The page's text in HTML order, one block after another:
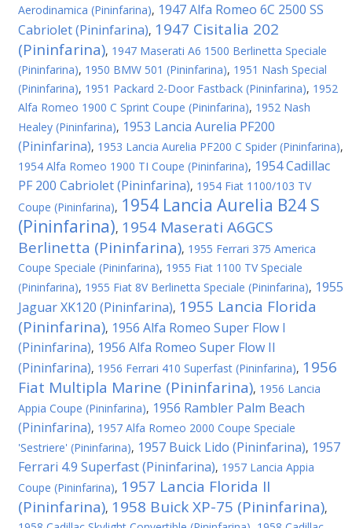
Aerodinamica (Pininfarina), 1947 Alfa Romeo 6C 2500 SS
Cabriolet (Pininfarina), 1947 Cisitalia 202
(Pininfarina), 1947 Maserati A6 1500 Berlinetta Speciale
(Pininfarina), 1950 BMW 501 (Pininfarina), 1951 Nash Special
(Pininfarina), 1951 Packard 2-Door Fastback (Pininfarina), 1952
Alfa Romeo 1900 C Sprint Coupe (Pininfarina), 1952 Nash
Healey (Pininfarina), 1953 Lancia Aurelia PF200
(Pininfarina), 1953 Lancia Aurelia PF200 C Spider (Pininfarina),
1954 Alfa Romeo 1900 TI Coupe (Pininfarina), 1954 Cadillac
PF 200 Cabriolet (Pininfarina), 1954 Fiat 1100/103 TV
Coupe (Pininfarina), 1954 Lancia Aurelia B24 S
(Pininfarina), 1954 Maserati A6GCS
Berlinetta (Pininfarina), 1955 Ferrari 375 America
Coupe Speciale (Pininfarina), 1955 Fiat 1100 TV Speciale
(Pininfarina), 1955 Fiat 8V Berlinetta Speciale (Pininfarina), 1955
Jaguar XK120 (Pininfarina), 1955 Lancia Florida
(Pininfarina), 1956 Alfa Romeo Super Flow I
(Pininfarina), 1956 Alfa Romeo Super Flow II
(Pininfarina), 1956 Ferrari 410 Superfast (Pininfarina), 1956
Fiat Multipla Marine (Pininfarina), 1956 Lancia
Appia Coupe (Pininfarina), 1956 Rambler Palm Beach
(Pininfarina), 1957 Alfa Romeo 2000 Coupe Speciale
'Sestriere' (Pininfarina), 1957 Buick Lido (Pininfarina), 1957
Ferrari 4.9 Superfast (Pininfarina), 1957 Lancia Appia
Coupe (Pininfarina), 1957 Lancia Florida II
(Pininfarina), 1958 Buick XP-75 (Pininfarina),